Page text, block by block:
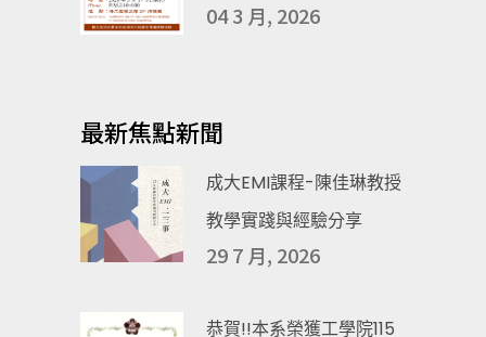
04 3 月, 2026
最新焦點新聞
成大EMI課程-陳佳琳教授
教學實踐與經驗分享
29 7 月, 2026
恭賀!!本系榮獲工學院115